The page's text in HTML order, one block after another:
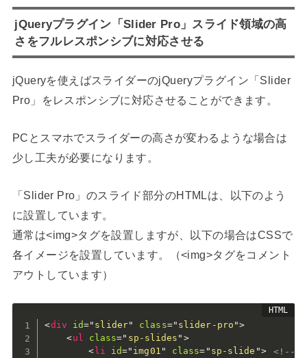
jQueryプラグイン「Slider Pro」スライド領域の高
さをフルレスポンシブに対応させる
jQueryを使えばスライダーのjQueryプラグイン「Slider
Pro」をレスポンシブに対応させることができます。
PCとスマホでスライダーの高さが変わるような場合は
少し工夫が必要になります。
「Slider Pro」のスライド部分のHTMLは、以下のよう
に設置しています。
通常は<img>タグを設置しますが、以下の場合はCSSで
各イメージを設置しています。（<img>タグをコメント
アウトしています）
<div id=" slider" class=" slider-pro ">
<ul class=" sp-slides " >
< li id=" img01 " class= " sp-slide ">
<!--